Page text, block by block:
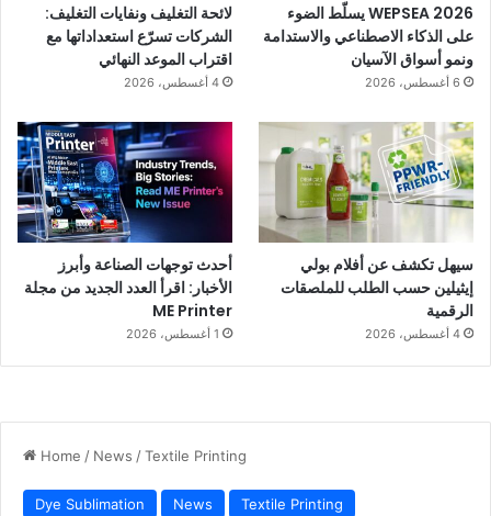
WEPSEA 2026 يسلّط الضوء
على الذكاء الاصطناعي والاستدامة
ونمو أسواق الآسيان
6 أغسطس، 2026
لائحة التغليف ونفايات التغليف:
الشركات تسرّع استعداداتها مع
اقتراب الموعد النهائي
4 أغسطس، 2026
سيهل تكشف عن أفلام بولي
إيثيلين حسب الطلب للملصقات
الرقمية
4 أغسطس، 2026
أحدث توجهات الصناعة وأبرز
الأخبار: اقرأ العدد الجديد من مجلة
ME Printer
1 أغسطس، 2026